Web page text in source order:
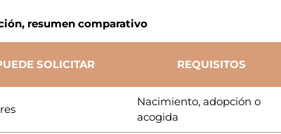
resumen comparativo
SOLICITAR REQUISITOS
Nacimiento, adopción o
acogida